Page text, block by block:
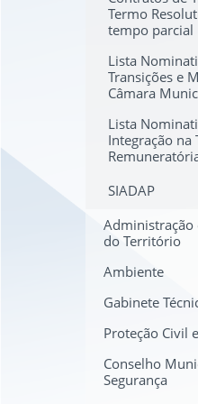
Termo
tempo parcial
Lista
Transições e
Câmara
Lista
Integração na
SIADAP
Administração
do Território
Ambiente
Gabinete
Proteção Civil
Conselho
Segurança